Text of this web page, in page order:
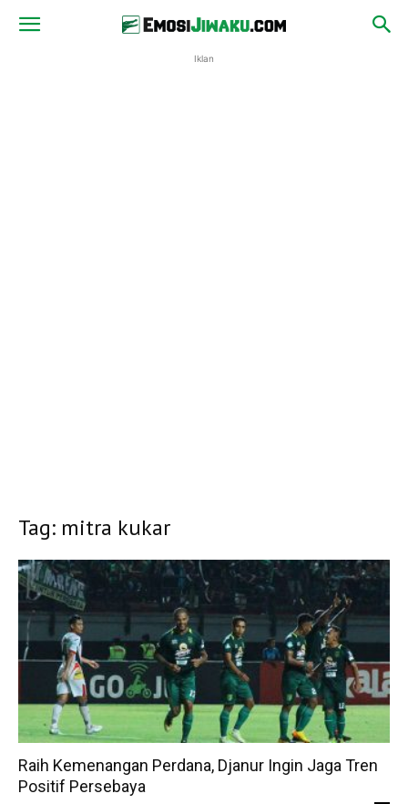
Iklan
Tag: mitra kukar
Raih Kemenangan Perdana, Djanur Ingin Jaga Tren
Positif Persebaya